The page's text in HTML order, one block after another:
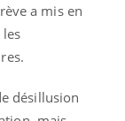
a mis en
désillusion